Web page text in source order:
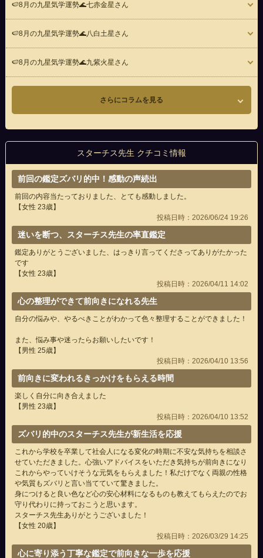
🍉8月の九星気学運勢🌊七赤金星さん
🍉8月の九星気学運勢🌊八白土星さん
🍉8月の九星気学運勢🌊九紫火星さん
さらにコラムを見る
スターチス先生 クチコミ情報
前回の鑑定ズバリ的中！感動の声続出
前回の内容当たっておりました、とても感動しました。
【女性 23歳】
投稿日時：2026/06/24 19:26
迷いを断つ、スターチス先生の率直鑑定
鑑定ありがとうございました、はっきり言ってくださってありがたかった
です
【女性 23歳】
投稿日時：2026/04/11 14:02
心の整理ができて前向きになれる先生
自分の悩みや、やるべきことがわかって色々整理することができました！
また、悩み事や迷ったらお願いしたいです！
【男性 25歳】
投稿日時：2026/04/10 13:56
前向きに変われるきっかけをもらえる時間
楽しく自分に向き合えました
【男性 23歳】
投稿日時：2026/04/10 13:52
ズバリ的中のスターチス先生が新生活を応援
これから学校を卒業して社会人になる変化の時期に不安な気持ちを相談さ
せていただきました。心強いアドバイスをいただき気持ちが前向きになり
これからやっていけそうな元気をもらえました！私だけでなく両親の性格
や気質もズバリと言い当てていて驚きました。
身につけると良い色など心の安心材料になるものも教えてもらえたのでお
守り代わりに持っておこうと思います。
スターチス先生ありがとうございました！
【女性 20歳】
投稿日時：2026/03/29 14:25
心に寄り添う丁寧な鑑定で前向きな一歩を応援